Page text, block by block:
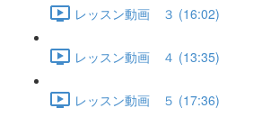
レッスン動画 ３ (16:02)
レッスン動画 ４ (13:35)
レッスン動画 ５ (17:36)